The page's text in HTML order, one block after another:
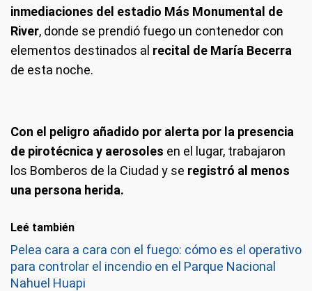
inmediaciones del estadio Más Monumental de
River, donde se prendió fuego un contenedor con
elementos destinados al recital de María Becerra
de esta noche.
Con el peligro añadido por alerta por la presencia
de pirotécnica y aerosoles en el lugar, trabajaron
los Bomberos de la Ciudad y se registró al menos
una persona herida.
Leé también
Pelea cara a cara con el fuego: cómo es el operativo
para controlar el incendio en el Parque Nacional
Nahuel Huapi